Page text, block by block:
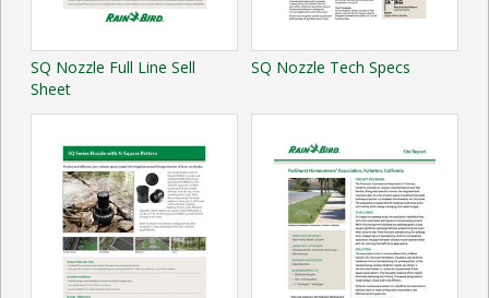
SQ Nozzle Full Line Sell
Sheet
SQ Nozzle Tech Specs